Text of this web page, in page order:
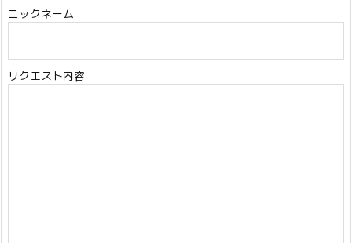
ニックネーム
リクエスト内容